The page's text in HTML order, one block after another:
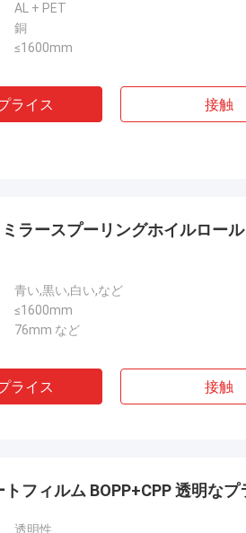
AL + PET
銅
≤1600mm
ライス 接触
ラースプーリングホイルロー
青い,黒い,白い,など
≤1600mm
76mm など
ライス 接触
フィルム BOPP+CPP 透明な
透明性